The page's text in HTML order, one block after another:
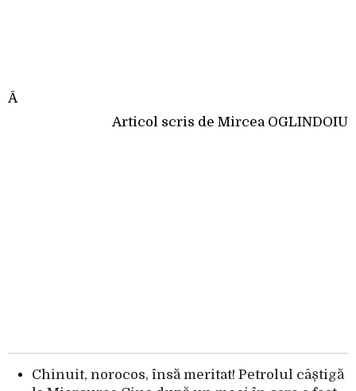
Â
Articol scris de Mircea OGLINDOIU
Chinuit, norocos, însă meritat! Petrolul câștigă